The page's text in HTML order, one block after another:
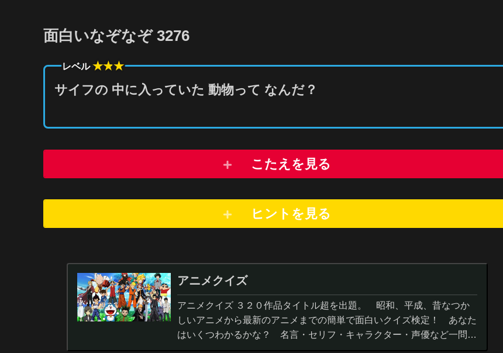
面白いなぞなぞ 3276
レベル★★★
サイフの 中に入っていた 動物って なんだ？
こたえを見る
ヒントを 見る
アニメクイズ
アニメクイズ ３２０作品タイトル超を出題。 昭和、平成、昔なつか
しいアニメから最新のアニメまでの簡単で面白いクイズ検定！ あなた
はいくつわかるかな？ 名言・セリフ・キャラクター・声優など一問一
答から3択・4択問題までの小学生の簡単問題から難...